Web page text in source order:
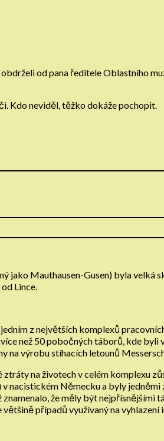
od pana ředitele Oblastního
Kdo neviděl, těžko dokáže pochopit.
jako Mauthausen-Gusen) byla
Lince.
z největších komplexů
než 50 pobočných táborů, kde
na výrobu stíhacích letounů
na životech v celém komplexu
Německu a byly jedněmi
že měly být nejpřísnějšími
případů využívaný na vyhlazení